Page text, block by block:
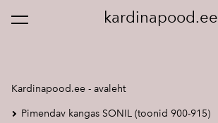
kardinapood.ee
lisati ostukorvi. Vaata ostukorvi
Kardinapood.ee - avaleht
Pimendav kangas SONIL (toonid 900-915)